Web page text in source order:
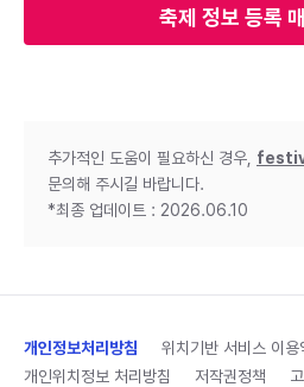
축제 정보 등록
추가적인 도움이 필요하신 경우,
문의해 주시길 바랍니다.
*최종 업데이트 : 2026.06.10
개인정보처리방침
위치기반 서비스 이용
개인위치정보 처리방침
저작권정책